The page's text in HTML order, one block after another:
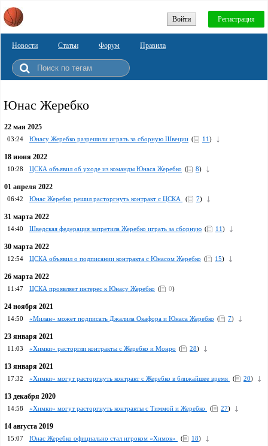
Войти Регистрация
Новости Статьи Форум Правила
Юнас Жеребко
22 мая 2025
03:24 Юнасу Жеребко разрешили играть за сборную Швеции ( 11)
18 июня 2022
10:28 ЦСКА объявил об уходе из команды Юнаса Жеребко ( 8)
01 апреля 2022
06:42 Юнас Жеребко решил расторгнуть контракт с ЦСКА ( 7)
31 марта 2022
14:40 Шведская федерация запретила Жеребко играть за сборную ( 11)
30 марта 2022
12:54 ЦСКА объявил о подписании контракта с Юнасом Жеребко ( 15)
26 марта 2022
11:47 ЦСКА проявляет интерес к Юнасу Жеребко ( 0)
24 ноября 2021
14:50 «Милан» может подписать Джалила Окафора и Юнаса Жеребко ( 7)
23 января 2021
11:03 «Химки» расторгли контракты с Жеребко и Монро ( 28)
13 января 2021
17:32 «Химки» могут расторгнуть контракт с Жеребко в ближайшее время ( 20)
13 декабря 2020
14:58 «Химки» могут расторгнуть контракты с Тиммой и Жеребко ( 27)
14 августа 2019
15:07 Юнас Жеребко официально стал игроком «Химок» ( 18)